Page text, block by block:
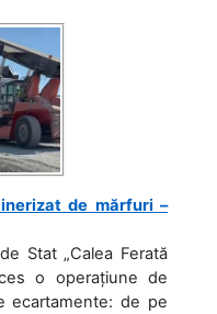
de mărfuri –
Stat „Calea Ferată
o operațiune de
ecartamente: de pe